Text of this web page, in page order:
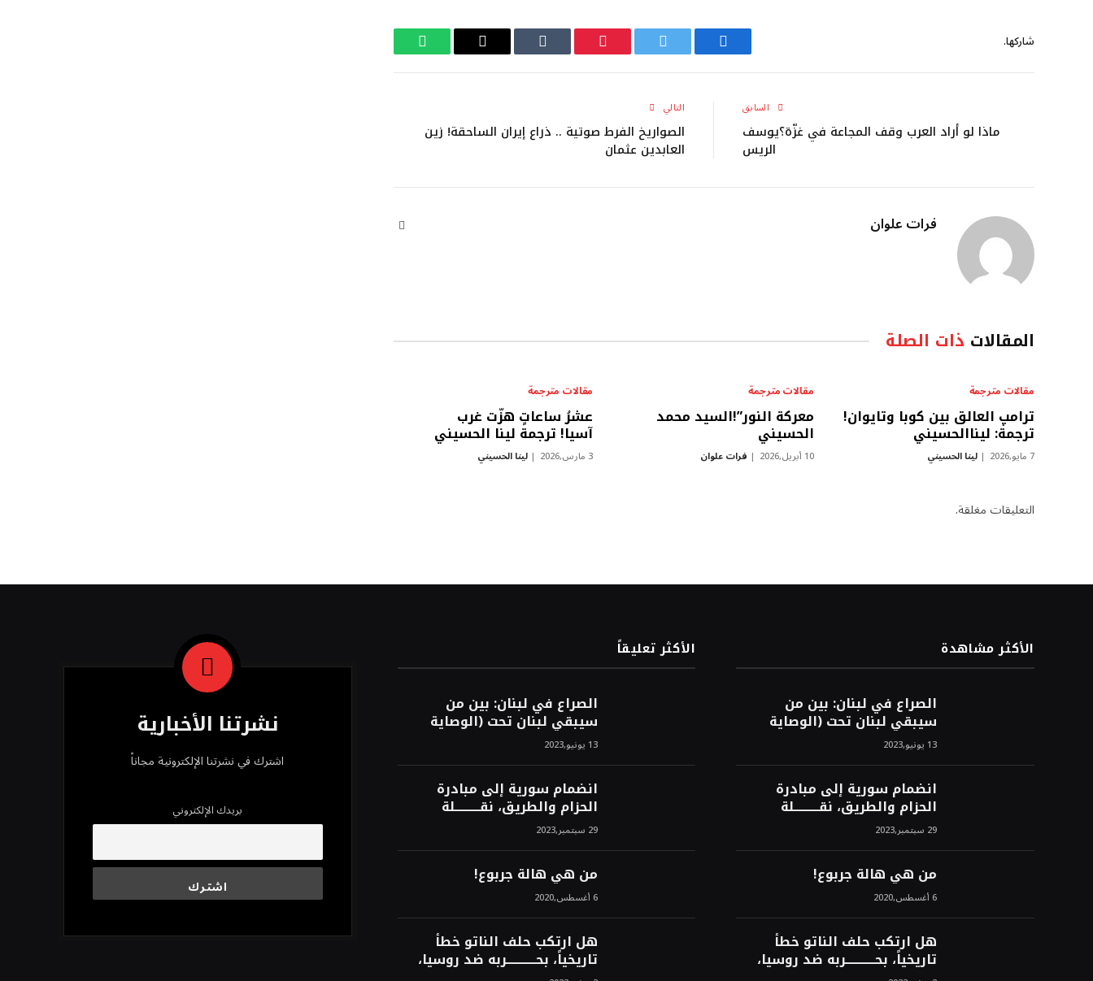
شاركها.
فيسبوك تويتر بينتيريستTumblr
البريد
واتساب
السابق
ماذا لو أراد العرب وقف المجاعة في غزّة؟يوسف
الريس
التالي
الصواريخ الفرط صوتية .. ذراع إيران الساحقة! زين
العابدين عثمان
فرات علوان
المقالات ذات الصلة
مقالات مترجمة
ترامپ العالق بين كوبا وتايوان!
ترجمة: ليناالحسيني
7 مايو,2026 لينا الحسيني
مقالات مترجمة
معركة النور”!السيد محمد
الحسيني
10 أبريل,2026 فرات علوان
مقالات مترجمة
عشرُ ساعاتٍ هزّت غرب
آسيا! ترجمة لينا الحسيني
3 مارس,2026 لينا الحسيني
التعليقات مغلقة.
الأكثر مشاهدة
الصراع في لبنان: بين من
سيبقي لبنان تحت (الوصاية
الأمريكية)، وبين من سيخرج
لبنان من النفق الغربي!محمد13 يونيو,2023
انضمام سورية إلى مبادرة
الحزام والطريق، نقــــــــــلة
نوعــــــــــــية، استراتيجية، تاريخية،
نهائية، نحو الشرق!محمد محسن29 سبتمبر,2023
من هي هالة جربوع!
6 أغسطس,2020
هل ارتكب حلف الناتو خطأً
تاريخياً، بحــــــــــــربه ضد روسيا،
الأكثر تعليقاً
الصراع في لبنان: بين من
سيبقي لبنان تحت (الوصاية
الأمريكية)، وبين من سيخرج
لبنان من النفق الغربي!محمد13 يونيو,2023
انضمام سورية إلى مبادرة
الحزام والطريق، نقــــــــــلة
نوعــــــــــــية، استراتيجية، تاريخية،
نهائية، نحو الشرق!محمد محسن29 سبتمبر,2023
من هي هالة جربوع!
6 أغسطس,2020
هل ارتكب حلف الناتو خطأً
تاريخياً، بحــــــــــــربه ضد روسيا،
نشرتنا الأخبارية
اشترك في نشرتنا الإلكترونية مجاناً
بريدك الإلكتروني